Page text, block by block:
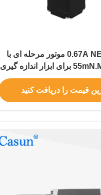
0.67A NEMA 11 موتور مرحله ای با
دقت بالا 55mN.M برای ابزار اندازه گیری
هماهنگ
قیمت را دریافت کنید